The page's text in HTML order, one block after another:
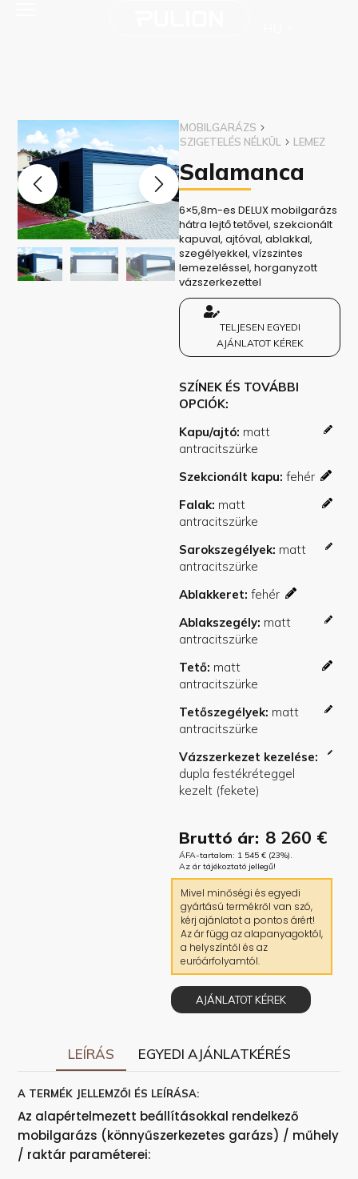
MOBILGARÁZS
SZIGETELÉS NÉLKÜL
LEMEZ
Salamanca
6×5,8m-es DELUX mobilgarázs
hátra lejtő tetővel, szekcionált
kapuval, ajtóval, ablakkal,
szegélyekkel, vízszintes
lemezeléssel, horganyzott
vázszerkezettel
TELJESEN EGYEDI
AJÁNLATOT KÉREK
SZÍNEK ÉS TOVÁBBI
OPCIÓK
Kapu/ajtó
Szekcionált kapu
Falak
Sarokszegélyek
Ablakkeret
Ablakszegély
Tető
Tetőszegélyek
Vázszerkezet kezelése
Bruttó ár: 8 260 €
ÁFA-tartalom: 1 545 € (23%).
Az ár tájékoztató jellegű!
Mivel minőségi és egyedi
gyártású termékről van szó,
kérj ajánlatot a pontos árért!
Az ár függ az alapanyagoktól,
a helyszíntől és az
euróárfolyamtól.
AJÁNLATOT KÉREK
LEÍRÁS EGYEDI AJÁNLATKÉRÉS
A TERMÉK JELLEMZŐI ÉS LEÍRÁSA:
Az alapértelmezett beállításokkal rendelkező
mobilgarázs (könnyűszerkezetes garázs) / műhely
/ raktár paraméterei: